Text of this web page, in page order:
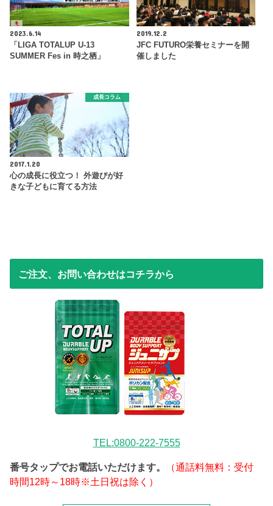
2023.6.14
「LIGA TOTALUP U-13
SUMMER Fes in 時之栖」
2019.12.2
JFC FUTURO栄養セミナーを開
催しました
成長コラム
2017.1.20
心の成長に役立つ！ 外遊びが好
きな子どもに育てる方法
ご注文、お問い合わせはコチラから
TEL:0800-222-7555
番号タップでお電話いただけます。
（通話料無料：受付
時間12時～18時※土日祝は除く）